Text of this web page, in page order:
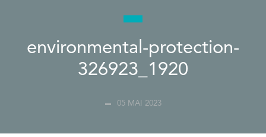
environmental-protection-
326923_1920
05 MAI 2023